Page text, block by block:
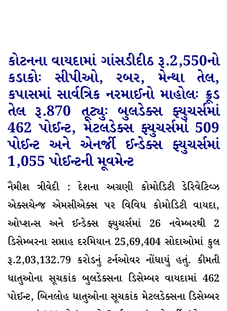
કોટનના વાયદામાં ગાંસડીદીઠ રૂ.2,550નો
કડાકોઃ સીપીઓ, રબર, મેન્થા તેલ,
કપાસમાં સાર્વત્રિક નરમાઈનો માહોલઃ ક્રૂડ
તેલ રૂ.870 તૂટ્યુઃ બુલડેક્સ ફ્યુચર્સમાં
462પોઈન્ટ, મેટલડેક્સ ફ્યુચર્સમાં 509
પોઈન્ટ અને એનર્જી ઈન્ડેક્સ ફ્યુચર્સમાં
1,055 પોઈન્ટનીમૂવમેન્ટ
નૈમીશ ત્રીવેદી : દેશના અગ્રણી કોમોડિટી ડેરિવેટિવ્ઝ
એક્સચેન્જ એમસીએક્સ પર વિવિધ કોમોડિટી વાયદા,
ઓપ્શન્સ અને ઈન્ડેક્સ ફ્યુચર્સમાં 26 નવેમ્બરથી 2
ડિસેમ્બરના સપ્તાહ દરમિયાન 25,69,404 સોદાઓમાં કુલ
રૂ.2,03,132.79 કરોડનું ટર્નઓવર નોંધાયું હતું. કીમતી
ધાતુઓના સૂચકાંક બુલડેક્સના ડિસેમ્બર વાયદામાં 462
પોઈન્ટ, બિનલોહ ધાતુઓના સૂચકાંક મેટલડેક્સના ડિસેમ્બર